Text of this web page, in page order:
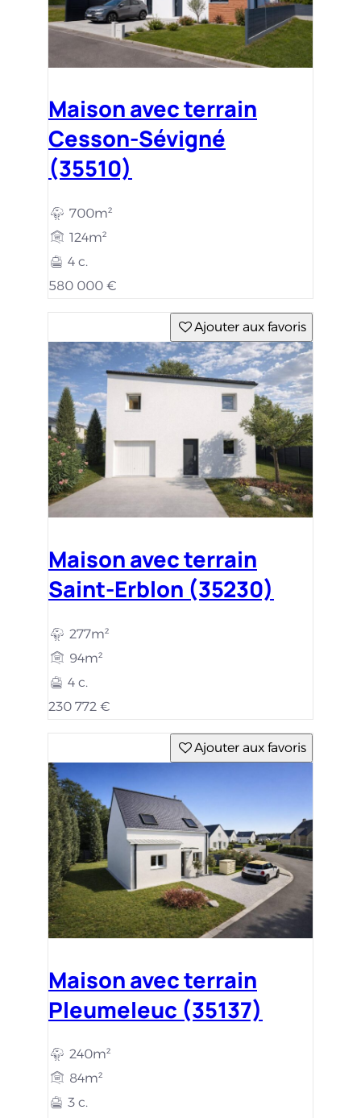
Maison avec terrain
Cesson-Sévigné
(35510)
700m²
124m²
4 c.
580 000 €
Ajouter aux favoris
Maison avec terrain
Saint-Erblon (35230)
277m²
94m²
4 c.
230 772 €
Ajouter aux favoris
Maison avec terrain
Pleumeleuc (35137)
240m²
84m²
3 c.